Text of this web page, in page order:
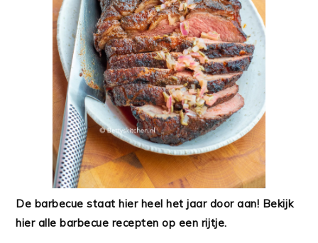
De barbecue staat hier heel het jaar door aan! Bekijk
hier alle barbecue recepten op een rijtje.